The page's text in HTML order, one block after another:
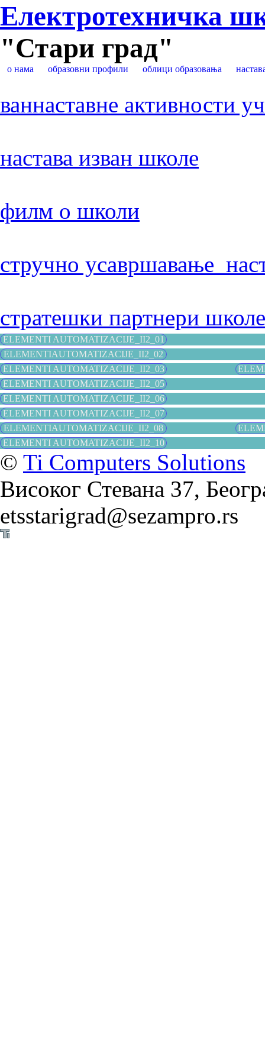
Електротехничка
"Стари град"
о нама образовни профили облици образовања
ваннаставне активности
настава изван школе
филм о школи
стручно усавршавање
стратешки партнери школе
ELEMENTI AUTOMATIZACIJE_II2_01
ELEMENTIAUTOMATIZACIJE_II2_02
ELEMENTI AUTOMATIZACIJE_II2_03
ELEMENTI AUTOMATIZACIJE_II2_05
ELEMENTI AUTOMATIZACIJE_II2_06
ELEMENTI AUTOMATIZACIJE_II2_07
ELEMENTIAUTOMATIZACIJE_II2_08
ELEMENTI AUTOMATIZACIJE_II2_10
© Ti Computers Solutions
Високог Стевана 37,
etsstarigrad@sezampro.rs